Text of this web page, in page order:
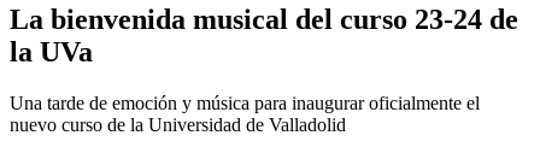
La bienvenida musical del curso 23-24 de
la UVa
Una tarde de emoción y música para inaugurar oficialmente el
nuevo curso de la Universidad de Valladolid